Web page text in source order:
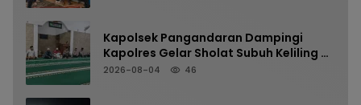
Kapolsek Pangandaran Dampingi
Kapolres Gelar Sholat Subuh Keliling di
Masjid Jami Al-Furqon, Pererat
2026-08-04 46